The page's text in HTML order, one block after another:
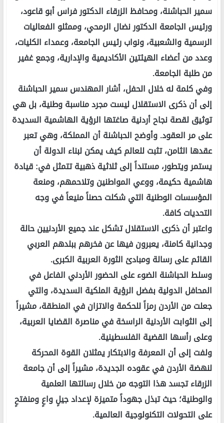
سمير الحباشنة، ومحافظ الزرقاء الدكتور فراس أبو قاعود،
ورئيس الجامعة الدكتور نضال الرمحي، وممثلو الفعاليات
الرسمية والشعبية، ونواب رئيس الجامعة، وعمداء الكليات،
وعدد من أعضاء الهيئتين الأكاديمية والإدارية، وجمع غفير
من طلبة الجامعة.
وفي كلمة له خلال الحفل، أشار المهندس سمير الحباشنة
إلى أن ذكرى الاستقلال ليست مجرد مناسبة وطنية، بل هي
توثيق لقصة نجاح أردنية صاغتها الرؤية الهاشمية السديدة
على مر العقود. وأوضح الحباشنة أن المملكة، وهي تعبر
عقدها الثامن، تثبت للعالم كيف يمكن لبناء الدولة أن
يستمر ويتطور، مستنداً إلى ثلاثية ذهبية تتمثل في: قيادة
هاشمية حكيمة، ووعي المواطنين وتلاحمهم، ومنعة
المؤسسات الوطنية التي شكلت حصناً منيعاً في وجه
التحديات كافة.
واعتبر أن ذكرى الاستقلال تشكل عند جميع الأردنيين حالة
وجدانية كامنة، يعبرون فيها عن فخرهم ببلدهم العربي
القائم على رسالة ومبادئ الثورة العربية الكبرى.
وسلط الحباشنة الضوء على الحضور الأردني الفاعل في
المحافل الدولية بفضل الرؤية الملكية السديدة، والتي
جعلت من الأردن رمزاً للحكمة والاتزان في المنطقة، مشيراً
إلى الثوابت الأردنية الراسخة في مناصرة القضايا العربية،
وعلى رأسها القضية الفلسطينية.
ولفت إلى أن المعرفة والابتكار يمثلان القوة المحركة
لنهضة الأردن في عقوده الجديدة، مشيراً إلى أن جامعة
الزرقاء تجسد هذا التوجه من خلال رسالتها العلمية
والوطنية؛ حيث تبذل جهوداً متميزة لإعداد جيلٍ واعٍ ومنفتحٍ
على التحولات التكنولوجية العالمية.